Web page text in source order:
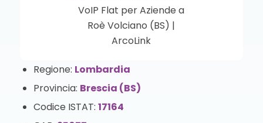
Regione: Lombardia
Provincia: Brescia (BS)
Codice ISTAT: 17164